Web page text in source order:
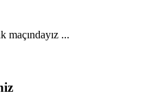
...